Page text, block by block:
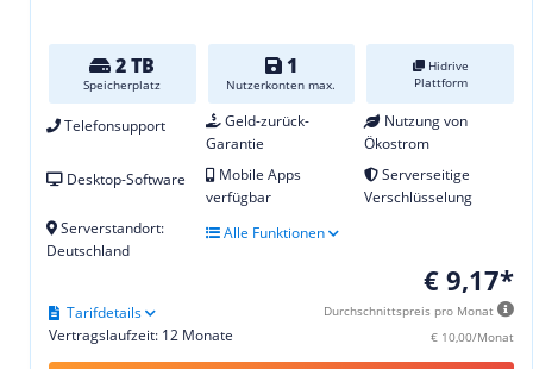
2 TB
Speicherplatz
1
Nutzerkonten max.
Hidrive
Plattform
Telefonsupport
Geld-zurück-
Garantie
Nutzung von
Ökostrom
Desktop-Software
Mobile Apps
verfügbar
Serverseitige
Verschlüsselung
Serverstandort:
Deutschland
Alle Funktionen
€ 9,17*
Durchschnittspreis pro Monat
€ 10,00/Monat
Vertragslaufzeit: 12 Monate
Tarifdetails